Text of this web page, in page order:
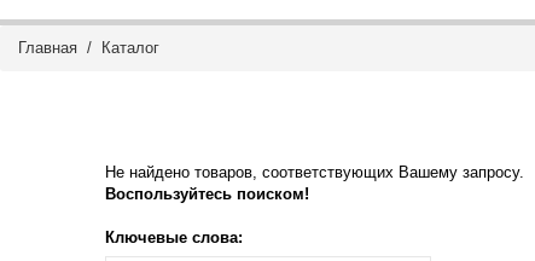
Главная / Каталог
Не найдено товаров, соответствующих Вашему запросу.
Воспользуйтесь поиском!
Ключевые слова: